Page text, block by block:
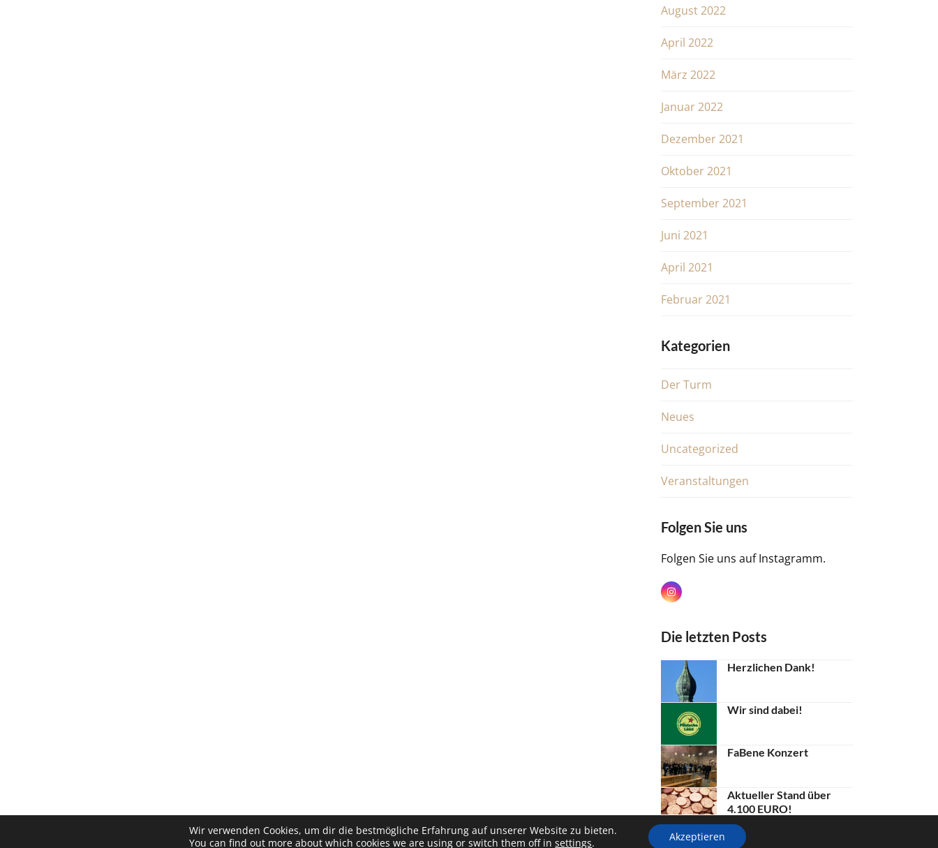
August 2022
April 2022
März 2022
Januar 2022
Dezember 2021
Oktober 2021
September 2021
Juni 2021
April 2021
Februar 2021
Kategorien
Der Turm
Neues
Uncategorized
Veranstaltungen
Folgen Sie uns
Folgen Sie uns auf Instagramm.
Instagram
Die letzten Posts
Herzlichen Dank!
Wir sind dabei!
FaBene Konzert
Aktueller Stand über
4.100 EURO!
Wir verwenden Cookies, um dir die bestmögliche Erfahrung auf unserer Website zu bieten.
You can find out more about which cookies we are using or switch them off insettings. Akzeptieren